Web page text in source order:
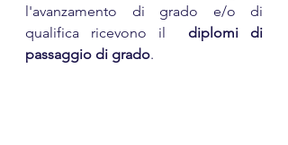
l'avanzamento di grado e/o di
qualifica ricevono il diplomi di
passaggio di grado.